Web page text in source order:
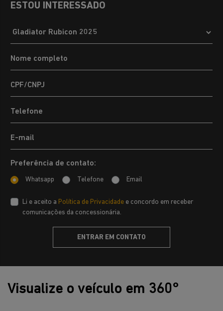
ESTOU INTERESSADO
Preferência de contato:
Whatsapp Telefone Email
Li e aceito a Política de Privacidade e concordo em receber
comunicações da concessionária.
ENTRAR EM CONTATO
Visualize o veículo em 360°